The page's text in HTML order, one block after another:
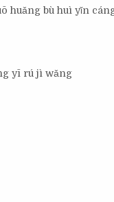
huǎng bù huì yǐn
yī rú jì wǎng